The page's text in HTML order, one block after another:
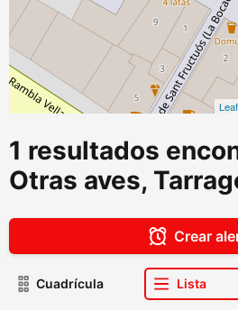
1 resultados
Otras aves,
Crear
Cuadrícula Lista